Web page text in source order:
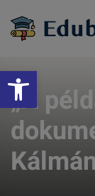
Eszköztár
content
„A